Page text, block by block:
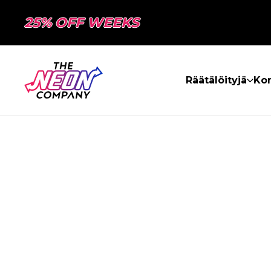
25% OFF WEEKS
Räätälöityjä